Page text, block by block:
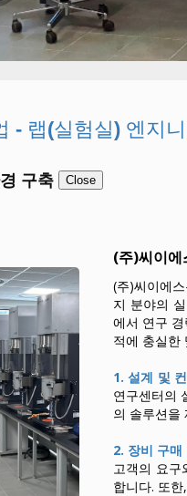
- 랩(실험실) 엔지
구축 Close
(주)씨이에
(주)씨이에
지 분야의
에서 연구
적에 충실한
1. 설계 및
연구센터의
의 솔루션을
2. 장비 구매
고객의 요구
합니다. 또